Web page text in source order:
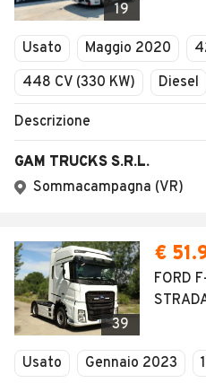
19
Usato Maggio 2020
448 CV (330 KW)
Diesel
Descrizione
GAM TRUCKS S.R.L.
Sommacampagna (VR)
39
€
FORD
Usato Gennaio 2023